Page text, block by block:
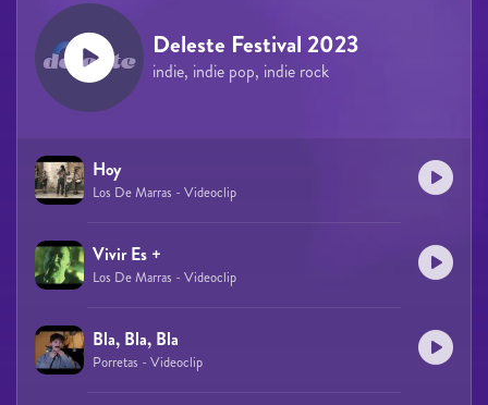
Deleste Festival 2023
indie, indie pop, indie rock
Hoy
Los De Marras - Videoclip
Vivir Es +
Los De Marras - Videoclip
Bla, Bla, Bla
Porretas - Videoclip